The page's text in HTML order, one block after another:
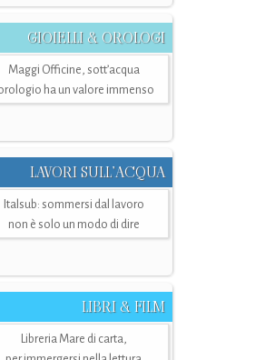
GIOIELLI & OROLOGI
Maggi Officine, sott’acqua
ha un valore immenso
LAVORI SULL’ACQUA
Italsub: sommersi dal lavoro
non è solo un modo di dire
LIBRI & FILM
Libreria Mare di carta,